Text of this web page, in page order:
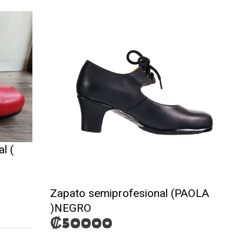
(
Zapato semiprofesional (PAOLA
)NEGRO
₡50000